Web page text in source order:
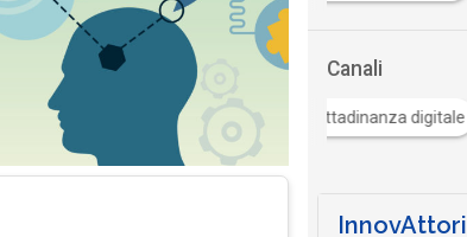
Canali
Cittadinanza digitale
InnovAttori